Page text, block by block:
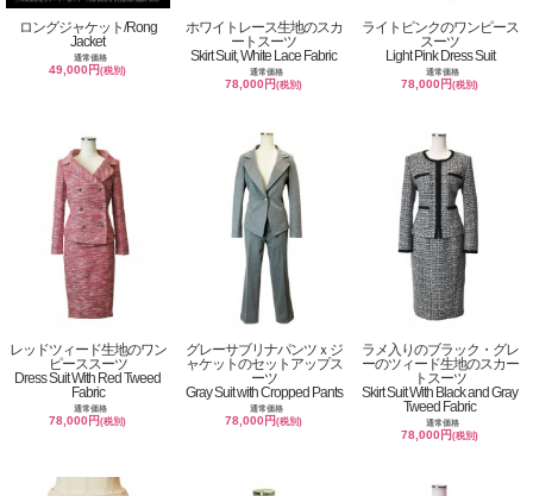
ロングジャケット/Rong
Jacket
通常価格
49,000円(税別)
ホワイトレース生地のスカ
ートスーツ
Skirt Suit, White Lace Fabric
通常価格
78,000円(税別)
ライトピンクのワンピース
スーツ
Light Pink Dress Suit
通常価格
78,000円(税別)
レッドツィード生地のワン
ピーススーツ
Dress Suit With Red Tweed
Fabric
通常価格
78,000円(税別)
グレーサブリナパンツｘジ
ャケットのセットアップス
ーツ
Gray Suit with Cropped Pants
通常価格
78,000円(税別)
ラメ入りのブラック・グレ
ーのツィード生地のスカー
トスーツ
Skirt Suit With Black and Gray
Tweed Fabric
通常価格
78,000円(税別)